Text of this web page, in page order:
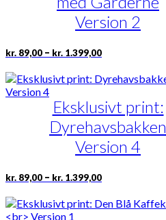
Version 2
kr. 89,00 – kr. 1.399,00Prisinterval:
kr. 1.399,00
Dette
har
varianter.
Mulighederne
kan
vælges
på
Eksklusivt print:
Dyrehavsbakken
Version 4
kr. 89,00 – kr. 1.399,00Prisinterval:
kr. 1.399,00
Dette
har